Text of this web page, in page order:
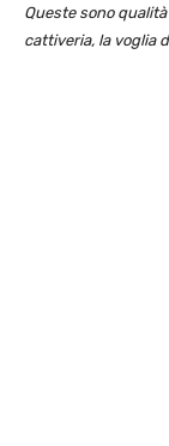
Queste sono
cattiveria, la voglia